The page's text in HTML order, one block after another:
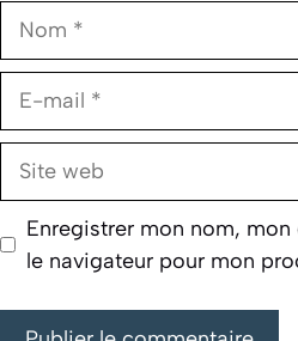
Nom
E-
Site
Enregistrer mon nom,
le navigateur pour mon